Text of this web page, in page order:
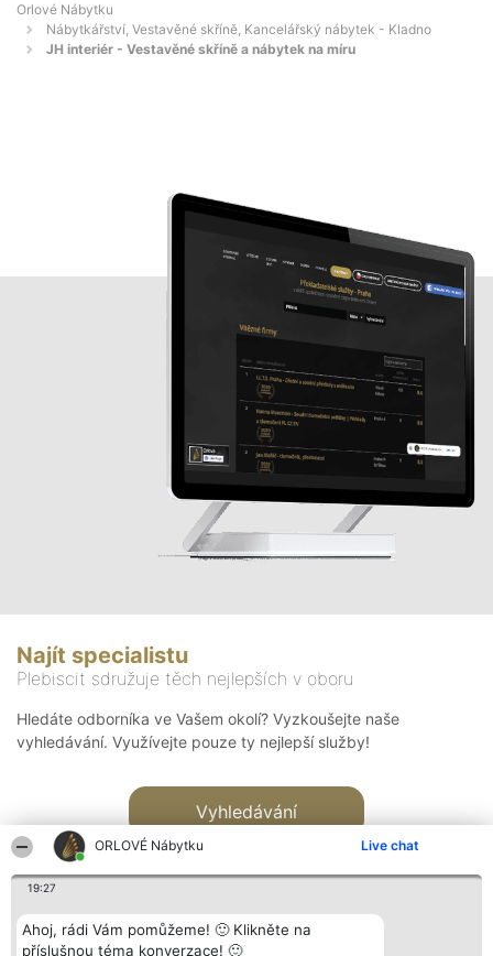
ORLOVÉ Nábytku Live chat
19:27
Ahoj, rádi Vám pomůžeme! 🙂 Klikněte na
příslušnou téma konverzace! 🙂
Orlové Nábytku
Nábytkářství, Vestavěné skříně, Kancelářský nábytek - Kladno
JH interiér - Vestavěné skříně a nábytek na míru
Najít specialistu
Plebiscit sdružuje těch nejlepších v oboru
Hledáte odborníka ve Vašem okolí? Vyzkoušejte naše
vyhledávání. Využívejte pouze ty nejlepší služby!
Vyhledávání